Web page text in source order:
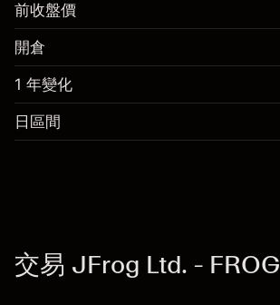
前收盤價
開倉
1 年變化
日區間
交易 JFrog Ltd. - FROG